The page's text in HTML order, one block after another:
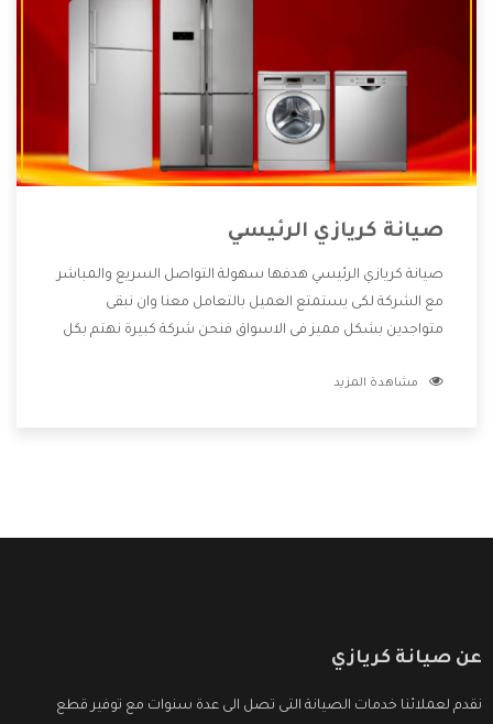
صيانة كريازي الرئيسي
صيانة كريازي الرئيسي هدفها سهولة التواصل السريع والمباشر
مع الشركة لكى يستمتع العميل بالتعامل معنا وان نبقى
متواجدين بشكل مميز فى الاسواق فنحن شركة كبيرة نهتم بكل
الشركة بها والتى تكون منها خدمة الصيانة التى تكون من أهم
مشاهدة المزيد
عن صيانة كريازي
نقدم لعملائنا خدمات الصيانة التى تصل الى عدة سنوات مع توفير قطع